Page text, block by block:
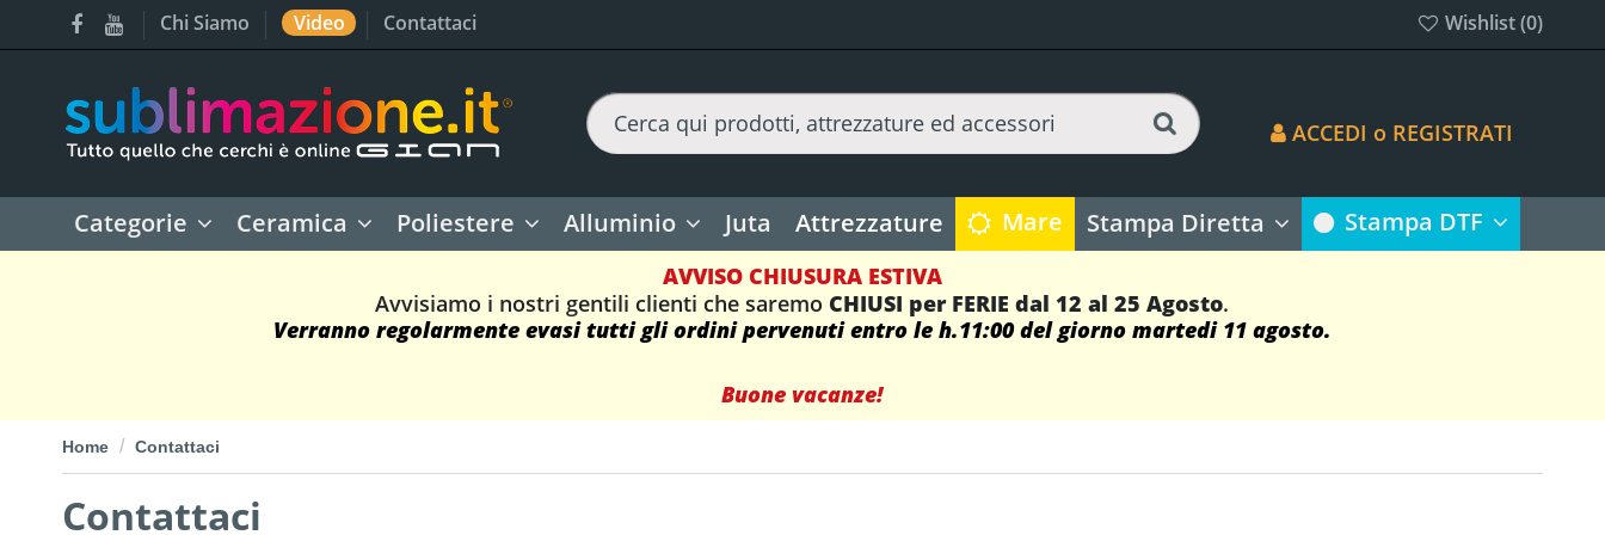
Chi Siamo Video Contattaci Wishlist (0)
ACCEDI o REGISTRATI
Categorie Ceramica Poliestere Alluminio Juta Attrezzature Mare Stampa Diretta Stampa DTF
AVVISO CHIUSURA ESTIVA
Avvisiamo i nostri gentili clienti che saremo CHIUSI per FERIE dal 12 al 25 Agosto.
Verranno regolarmente evasi tutti gli ordini pervenuti entro le h.11:00 del giorno martedi 11 agosto.
Buone vacanze!
Home Contattaci
Contattaci